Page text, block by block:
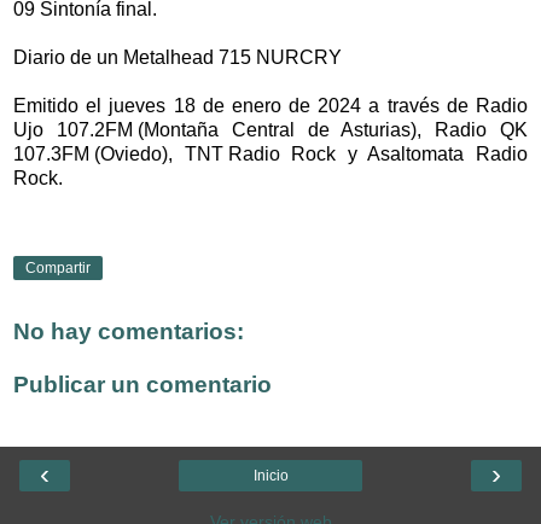
09 Sintonía final.
Diario de un Metalhead 715 NURCRY
Emitido el jueves 18 de enero de 2024 a través de Radio
Ujo 107.2FM (Montaña Central de Asturias), Radio QK
107.3FM (Oviedo), TNT Radio Rock y Asaltomata Radio
Rock.
Compartir
No hay comentarios:
Publicar un comentario
‹ ›
Inicio